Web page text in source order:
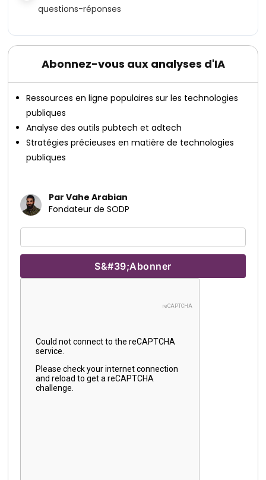
questions-réponses
Abonnez-vous aux analyses d'IA
Ressources en ligne populaires sur les technologies
publiques
Analyse des outils pubtech et adtech
Stratégies précieuses en matière de technologies
publiques
Par Vahe Arabian
Fondateur de SODP